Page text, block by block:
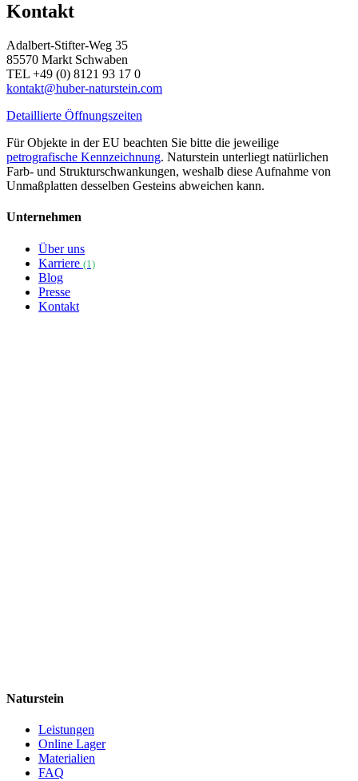
Kontakt
Adalbert-Stifter-Weg 35
85570 Markt Schwaben
TEL +49 (0) 8121 93 17 0
kontakt@huber-naturstein.com
Detaillierte Öffnungszeiten
Für Objekte in der EU beachten Sie bitte die jeweilige
petrografische Kennzeichnung. Naturstein unterliegt natürlichen
Farb- und Strukturschwankungen, weshalb diese Aufnahme von
Unmaßplatten desselben Gesteins abweichen kann.
Unternehmen
Über uns
Karriere (1)
Blog
Presse
Kontakt
Naturstein
Leistungen
Online Lager
Materialien
FAQ